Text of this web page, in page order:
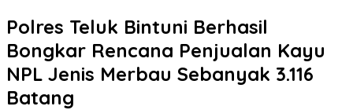
Polres Teluk Bintuni Berhasil
Bongkar Rencana Penjualan Kayu
NPL Jenis Merbau Sebanyak 3.116
Batang